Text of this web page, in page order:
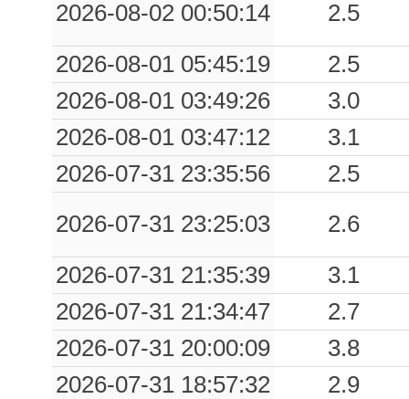
2026-08-02 00:50:14
2.5
2026-08-01 05:45:19
2.5
2026-08-01 03:49:26
3.0
2026-08-01 03:47:12
3.1
2026-07-31 23:35:56
2.5
2026-07-31 23:25:03
2.6
2026-07-31 21:35:39
3.1
2026-07-31 21:34:47
2.7
2026-07-31 20:00:09
3.8
2026-07-31 18:57:32
2.9